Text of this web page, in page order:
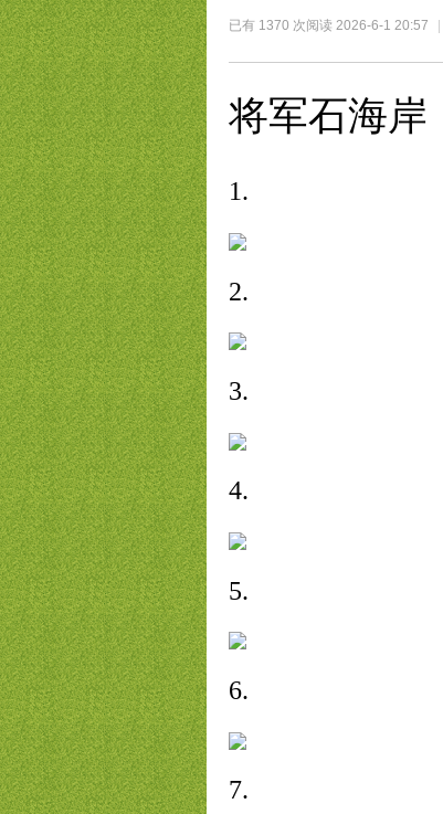
已有 1370 次阅读 2026-6-1 20:57
将军石海岸
1.
2.
3.
4.
5.
6.
7.